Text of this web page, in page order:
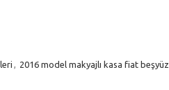
, 2016 model makyajlı kasa fiat beşyüz